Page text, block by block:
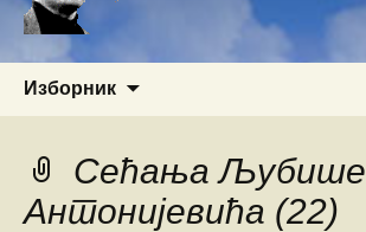
Изборник
Сећања Љубише
Антонијевића (22)